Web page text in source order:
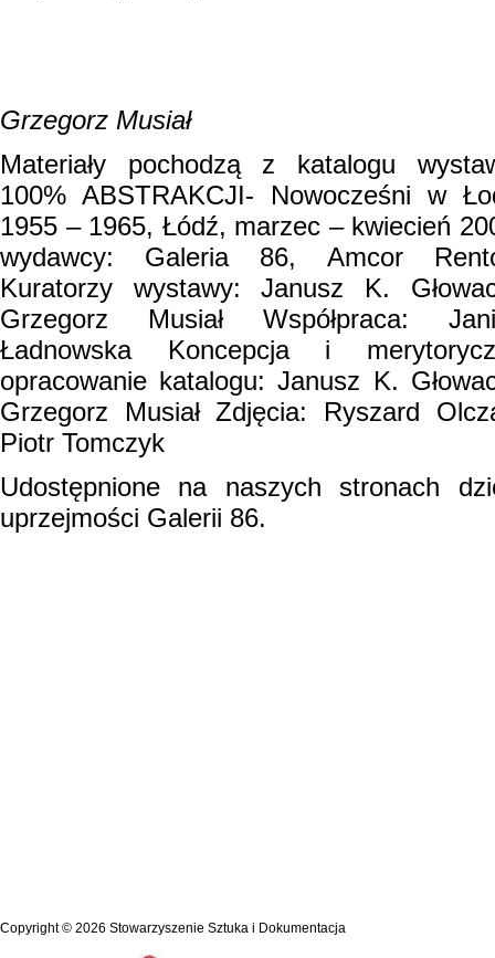
Grzegorz Musiał
Materiały pochodzą z katalogu
100% ABSTRAKCJI- Nowocześni w
1955 – 1965, Łódź, marzec – kwiecień
wydawcy: Galeria 86, Amcor
Kuratorzy wystawy: Janusz K.
Grzegorz Musiał Współpraca:
Ładnowska Koncepcja i
opracowanie katalogu: Janusz K.
Grzegorz Musiał Zdjęcia: Ryszard
Piotr Tomczyk
Udostępnione na naszych stronach
uprzejmości Galerii 86.
Copyright © 2026 Stowarzyszenie Sztuka i Dokumentacja